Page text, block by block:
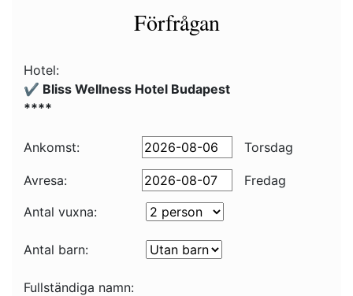
Förfrågan
Hotel:
✔️ Bliss Wellness Hotel Budapest
****
Ankomst: Torsdag
Avresa:
Fredag
Antal vuxna:
Antal barn:
Fullständiga namn: